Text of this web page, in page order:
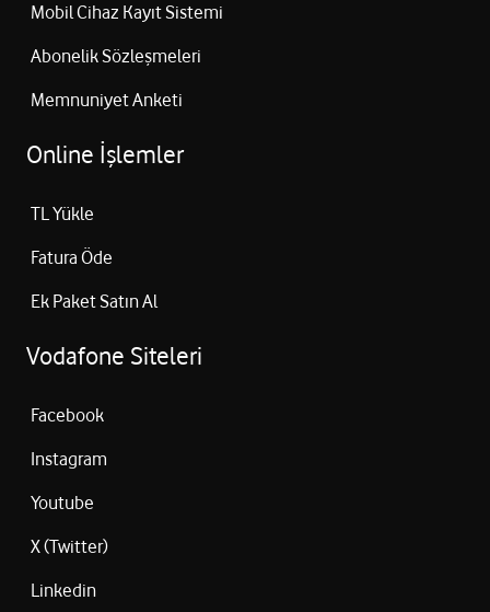
Mobil Cihaz Kayıt Sistemi
Abonelik Sözleşmeleri
Memnuniyet Anketi
Online İşlemler
TL Yükle
Fatura Öde
Ek Paket Satın Al
Vodafone Siteleri
Facebook
Instagram
Youtube
X (Twitter)
Linkedin